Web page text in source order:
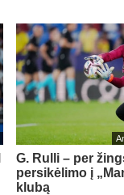
G. Rulli – per
persikėlimo į
klubą